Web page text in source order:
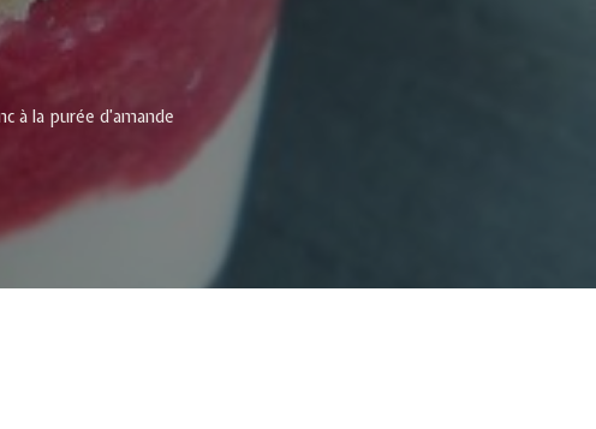
à la purée d’amande